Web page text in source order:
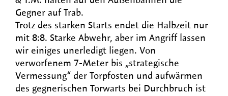
Gegner auf Trab.
Trotz des starken Starts endet die Halbzeit nur
mit 8:8. Starke Abwehr, aber im Angriff lassen
wir einiges unerledigt liegen. Von
verworfenem 7-Meter bis „strategische
Vermessung“ der Torpfosten und aufwärmen
des gegnerischen Torwarts bei Durchbruch ist